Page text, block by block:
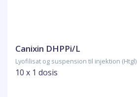
Canixin DHPPi/L
Lyofilisat og suspension til injektion (Htgl)
10 x 1 dosis